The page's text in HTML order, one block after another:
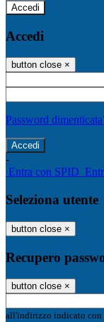
Accedi
Accedi
button close ×
Password
-
Entra con SPID
Seleziona utente
button close ×
Recupero
button close ×
all'indirizzo indicato con